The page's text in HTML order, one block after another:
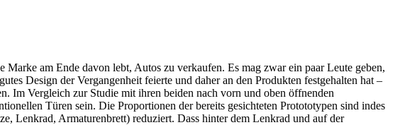
am Ende davon lebt, Autos zu verkaufen. Es mag zwar ein paar Leute geben,
Design der Vergangenheit feierte und daher an den Produkten festgehalten hat –
Im Vergleich zur Studie mit ihren beiden nach vorn und oben öffnenden
Türen sein. Die Proportionen der bereits gesichteten Protototypen sind indes
Lenkrad, Armaturenbrett) reduziert. Dass hinter dem Lenkrad und auf der